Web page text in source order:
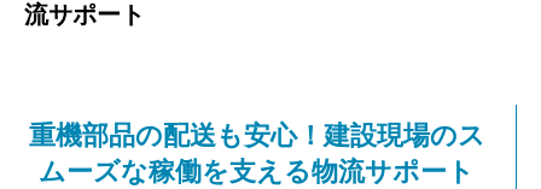
流サポート
重機部品の配送も安心！建設現場のス
ムーズな稼働を支える物流サポート